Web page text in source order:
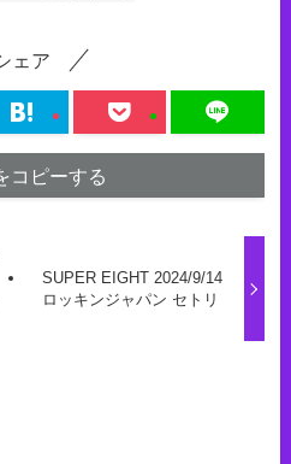
ェア
コピーする
SUPER EIGHT 2024/9/14
ロッキンジャパン セトリ